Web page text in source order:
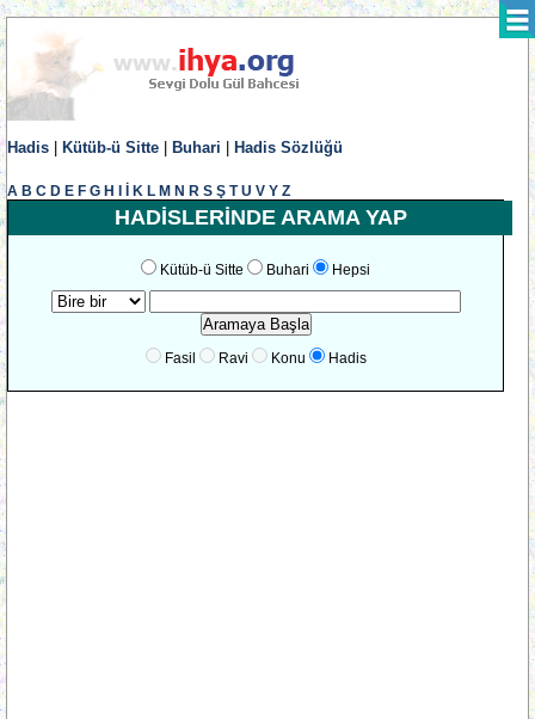
Hadis Kütüb-ü Sitte Buhari Hadis Sözlüğü
A B C D E F G H K L M N R S Ş T U V Y Z
HADİSLERİNDE ARAMA YAP
Kütüb-ü Sitte Buhari Hepsi
Fasil Ravi Konu Hadis